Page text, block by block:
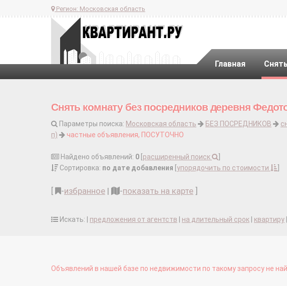
Регион: Московская область
Главная
Снять комнату без посредников деревня
Параметры поиска: Московская область БЕЗ ПОСРЕДНИКОВ
п)
частные объявления, ПОСУТОЧНО
Найдено объявлений: 0 расширенный поиск
Сортировка: по дате добавления упорядочить по стоимости
-избранное | -показать на карте
Искать: | предложения от агентств на длительный срок квартиру
Объявлений в нашей базе по недвижимости по такому запросу не